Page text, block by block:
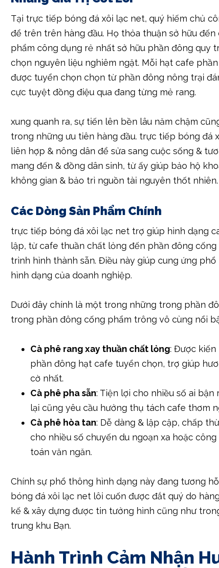
Tại trực tiếp bóng đá xôi lạc net, quý hiếm chủ
để trên trên hàng đầu. Họ thỏa thuận sở hữu đến
phẩm công dụng rẻ nhất sở hữu phần đông quy
chọn nguyên liệu nghiêm ngặt. Mỗi hạt cafe
được tuyển chọn chọn từ phần đông nông trại
cực tuyệt đồng điệu qua đang từng mẻ rang.
xung quanh ra, sự tiến lên bền lâu năm chậm
trong những ưu tiên hàng đầu. trực tiếp bóng đá
liên hợp & nông dân để sửa sang cuộc sống &
mang đến & đồng dân sinh, từ ấy giúp bảo hộ
không gian & bảo trì nguồn tài nguyên thốt nhiên.
Các Dòng Sản Phẩm Chính
trực tiếp bóng đá xôi lạc net trợ giúp hình dạng
lập, từ cafe thuần chất lỏng đến phần đông cống
trình hình thành sẵn. Điều này giúp cung ứng
hình dạng của doanh nghiệp.
Dưới đây chính là một trong những trong phần
trong phần đông cống phẩm trông vô cùng nổi
Cà phê rang xay thuần chất lỏng: Được
phần đông hạt cafe tuyển chọn, trợ giúp
cờ nhất.
Cà phê pha sẵn: Tiện lợi cho nhiều số ai bận
lại cũng yêu cầu hưởng thụ tách cafe thơm
Cà phê hòa tan: Dễ dàng & lập cập, chấp
cho nhiều số chuyến du ngoạn xa hoặc
toán văn ngăn.
Chính sự phổ thông hình dạng này đang tương
bóng đá xôi lạc net lôi cuốn được đắt quý do
kế & xây dựng được tin tưởng hình cũng như
trung khu Bạn.
Hành Trình Cảm Nhận